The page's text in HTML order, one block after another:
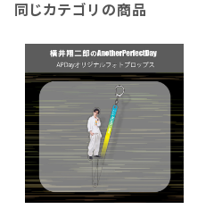
同じカテゴリの商品